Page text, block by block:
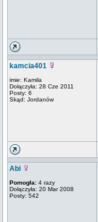
kamcia401
imie: Kamila
Dołączyła: 28 Cze 2011
Posty: 6
Skąd: Jordanów
Abi
Pomogła: 4 razy
Dołączyła: 20 Mar 2008
Posty: 542